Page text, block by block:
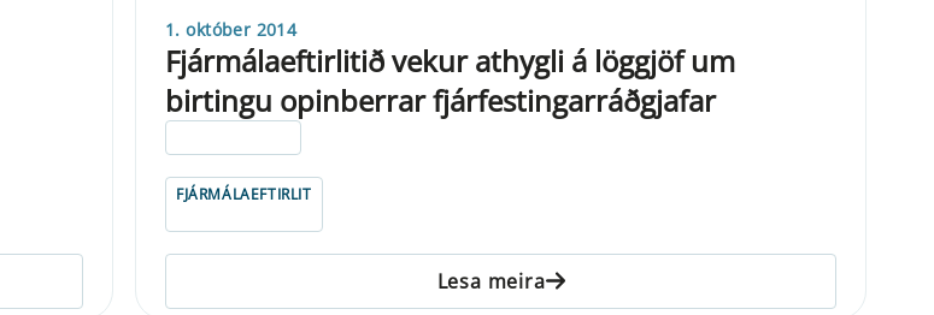
1. október 2014
Fjármálaeftirlitið vekur athygli á löggjöf um
birtingu opinberrar fjárfestingarráðgjafar
FJÁRMÁLAEFTIRLIT
Lesa meira